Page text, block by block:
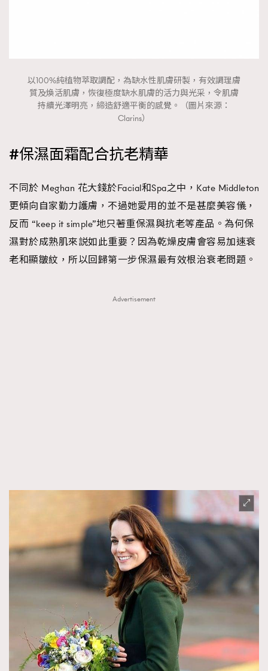
以100%純植物萃取調配，為缺水性肌膚研製，有效調理膚
質及煥活肌膚，恢復極度缺水肌膚的活力與光采，令肌膚
持續光澤明亮，締造舒適平衡的感覺。（圖片來源：
Clarins）
#保濕面霜配合抗老精華
不同於 Meghan 花大錢於Facial和Spa之中，Kate Middleton
更傾向自家勤力護膚，不過她愛用的並不是甚麼美容儀，
反而 “keep it simple”地只著重保濕與抗老等產品。為何保
濕對於成熟肌來説如此重要？因為乾燥皮膚會容易加速衰
老和顯皺紋，所以回歸第一步保濕最有效根治衰老問題。
Advertisement